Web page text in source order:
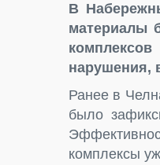
В
материалы
нарушения,
Ранее в
было
комплексы